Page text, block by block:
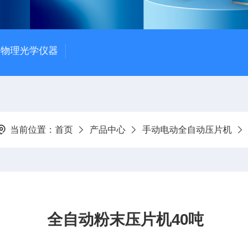
物理光学仪器
当前位置： 首页 产品中心 手动电动全自动压片机
全自动粉末压片机40吨